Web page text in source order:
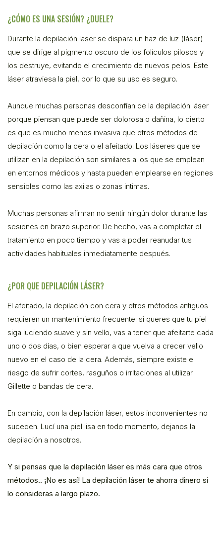
¿CÓMO ES UNA SESIÓN? ¿DUELE?
Durante la depilación laser se dispara un haz de luz (láser)
que se dirige al pigmento oscuro de los folículos pilosos y
los destruye, evitando el crecimiento de nuevos pelos. Este
láser atraviesa la piel, por lo que su uso es seguro.
Aunque muchas personas desconfían de la depilación láser
porque piensan que puede ser dolorosa o dañina, lo cierto
es que es mucho menos invasiva que otros métodos de
depilación como la cera o el afeitado. Los láseres que se
utilizan en la depilación son similares a los que se emplean
en entornos médicos y hasta pueden emplearse en regiones
sensibles como las axilas o zonas intimas.
Muchas personas afirman no sentir ningún dolor durante las
sesiones en brazo superior. De hecho, vas a completar el
tratamiento en poco tiempo y vas a poder reanudar tus
actividades habituales inmediatamente después.
¿POR QUE DEPILACIÓN LÁSER?
El afeitado, la depilación con cera y otros métodos antiguos
requieren un mantenimiento frecuente: si queres que tu piel
siga luciendo suave y sin vello, vas a tener que afeitarte cada
uno o dos días, o bien esperar a que vuelva a crecer vello
nuevo en el caso de la cera. Además, siempre existe el
riesgo de sufrir cortes, rasguños o irritaciones al utilizar
Gillette o bandas de cera.
En cambio, con la depilación láser, estos inconvenientes no
suceden. Lucí una piel lisa en todo momento, dejanos la
depilación a nosotros.
Y si pensas que la depilación láser es más cara que otros
métodos.. ¡No es así! La depilación láser te ahorra dinero si
lo consideras a largo plazo.